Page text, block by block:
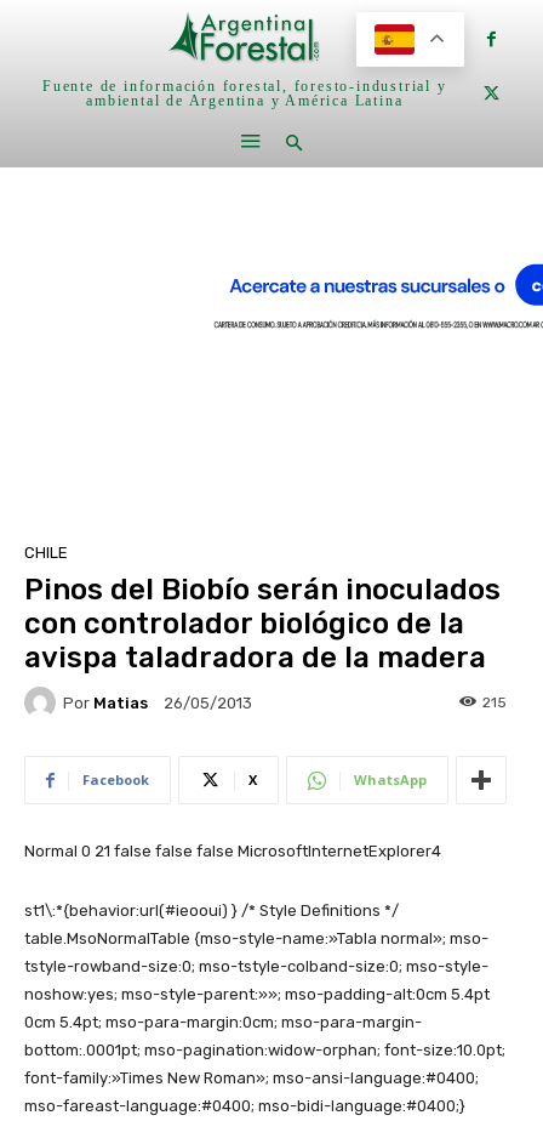
Fuente de información forestal, foresto-industrial y
ambiental de Argentina y América Latina
CHILE
Pinos del Biobío serán inoculados
con controlador biológico de la
avispa taladradora de la madera
Por Matias 26/05/2013 215
Facebook X WhatsApp
Normal 0 21 false false false MicrosoftInternetExplorer4
st1\:*{behavior:url(#ieooui) } /* Style Definitions */
table.MsoNormalTable {mso-style-name:»Tabla normal»; mso-
tstyle-rowband-size:0; mso-tstyle-colband-size:0; mso-style-
noshow:yes; mso-style-parent:»»; mso-padding-alt:0cm 5.4pt
0cm 5.4pt; mso-para-margin:0cm; mso-para-margin-
bottom:.0001pt; mso-pagination:widow-orphan; font-size:10.0pt;
font-family:»Times New Roman»; mso-ansi-language:#0400;
mso-fareast-language:#0400; mso-bidi-language:#0400;}